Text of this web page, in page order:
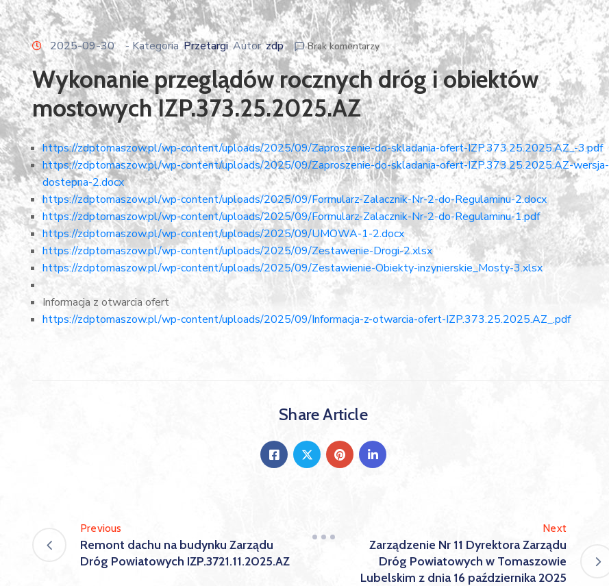
2025-09-30 - KategoriaPrzetargi Autorzdp Brak komentarzy
Wykonanie przeglądów rocznych dróg i obiektów
mostowych IZP.373.25.2025.AZ
https://zdptomaszow.pl/wp-content/uploads/2025/09/Zaproszenie-do-skladania-ofert-IZP.373.25.2025.AZ_-3.pdf
https://zdptomaszow.pl/wp-content/uploads/2025/09/Zaproszenie-do-skladania-ofert-IZP.373.25.2025.AZ-wersja-
dostepna-2.docx
https://zdptomaszow.pl/wp-content/uploads/2025/09/Formularz-Zalacznik-Nr-2-do-Regulaminu-2.docx
https://zdptomaszow.pl/wp-content/uploads/2025/09/Formularz-Zalacznik-Nr-2-do-Regulaminu-1.pdf
https://zdptomaszow.pl/wp-content/uploads/2025/09/UMOWA-1-2.docx
https://zdptomaszow.pl/wp-content/uploads/2025/09/Zestawenie-Drogi-2.xlsx
https://zdptomaszow.pl/wp-content/uploads/2025/09/Zestawienie-Obiekty-inzynierskie_Mosty-3.xlsx
Informacja z otwarcia ofert
https://zdptomaszow.pl/wp-content/uploads/2025/09/Informacja-z-otwarcia-ofert-IZP.373.25.2025.AZ_.pdf
Share Article
Previous
Remont dachu na budynku Zarządu
Dróg Powiatowych IZP.3721.11.2025.AZ
Next
Zarządzenie Nr 11 Dyrektora Zarządu
Dróg Powiatowych w Tomaszowie
Lubelskim z dnia 16 października 2025